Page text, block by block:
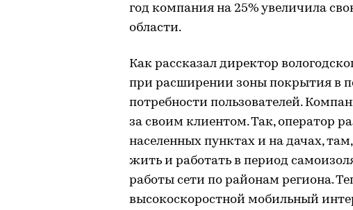
год компания на 25% увеличила
области.
Как рассказал директор
при расширении зоны покрытия в
потребности пользователей.
за своим клиентом. Так, оператор
населенных пунктах и на дачах,
жить и работать в период
работы сети по районам региона.
высокоскоростной мобильный